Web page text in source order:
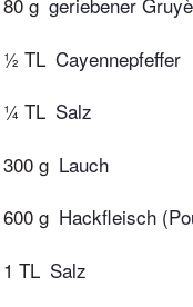
½ TL Cayennepfeffer
¼ TL Salz
300 g Lauch
600 g Hackfleisch
1 TL Salz